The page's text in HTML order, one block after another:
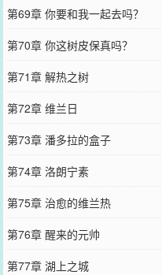
第69章 你要和我一起去吗？
第70章 你这树皮保真吗？
第71章 解热之树
第72章 维兰日
第73章 潘多拉的盒子
第74章 洛朗宁素
第75章 治愈的维兰热
第76章 醒来的元帅
第77章 湖上之城